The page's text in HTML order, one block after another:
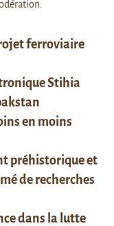
ferroviaire
Stihia
en moins
préhistorique et
de recherches
dans la lutte